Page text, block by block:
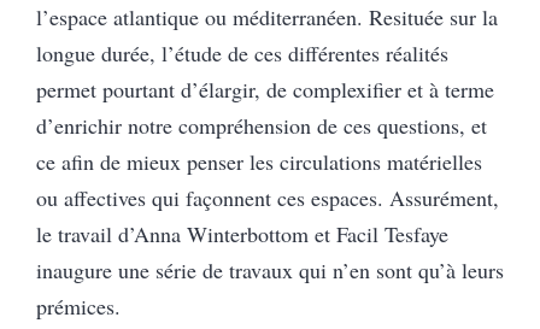
l’espace atlantique ou méditerranéen. Resituée sur la
longue durée, l’étude de ces différentes réalités
permet pourtant d’élargir, de complexifier et à terme
d’enrichir notre compréhension de ces questions, et
ce afin de mieux penser les circulations matérielles
ou affectives qui façonnent ces espaces. Assurément,
le travail d’Anna Winterbottom et Facil Tesfaye
inaugure une série de travaux qui n’en sont qu’à leurs
prémices.